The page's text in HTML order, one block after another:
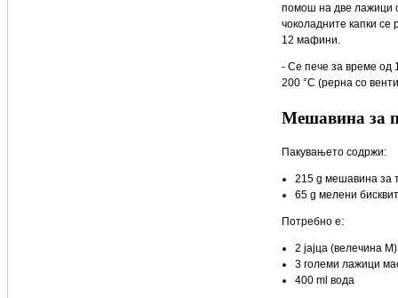
помош на две лажици
чоколадните капки
12 мафини.
- Се пече за време од
200 °C (рерна со
Мешавина за
Пакувањето содржи:
215 g мешавина за
65 g мелени
Потребно е:
2 јајца (велечина М)
3 големи лажици
400 ml вода